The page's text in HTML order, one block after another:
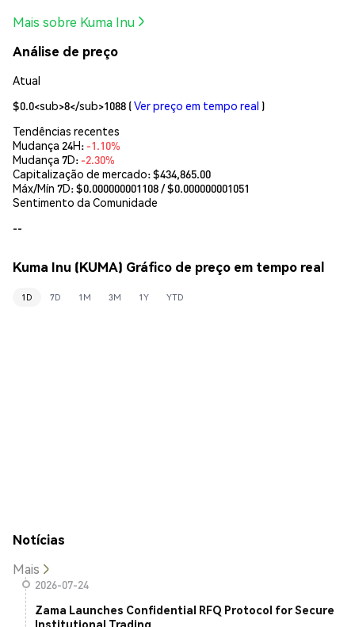
Mais sobre Kuma Inu
Análise de preço
Atual
$0.0<sub>8</sub>1088 (Ver preço em tempo real )
Tendências recentes
Mudança 24H: -1.10%
Mudança 7D: -2.30%
Capitalização de mercado:$434,865.00
Máx/Mín 7D: $0.000000001108 / $0.000000001051
Sentimento da Comunidade
--
Kuma Inu (KUMA) Gráfico de preço em tempo real
1D 7D 1M 3M 1Y YTD
Notícias
Mais
2026-07-24
Zama Launches Confidential RFQ Protocol for Secure
Institutional Trading